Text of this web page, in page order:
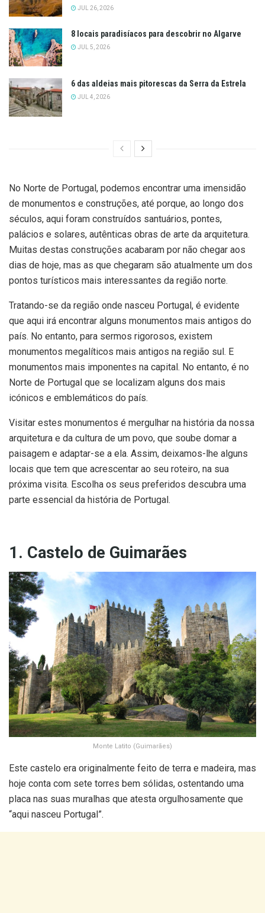
JUL 26, 2026
8 locais paradisíacos para descobrir no Algarve
JUL 5, 2026
6 das aldeias mais pitorescas da Serra da Estrela
JUL 4, 2026
No Norte de Portugal, podemos encontrar uma imensidão
de monumentos e construções, até porque, ao longo dos
séculos, aqui foram construídos santuários, pontes,
palácios e solares, autênticas obras de arte da arquitetura.
Muitas destas construções acabaram por não chegar aos
dias de hoje, mas as que chegaram são atualmente um dos
pontos turísticos mais interessantes da região norte.
Tratando-se da região onde nasceu Portugal, é evidente
que aqui irá encontrar alguns monumentos mais antigos do
país. No entanto, para sermos rigorosos, existem
monumentos megalíticos mais antigos na região sul. E
monumentos mais imponentes na capital. No entanto, é no
Norte de Portugal que se localizam alguns dos mais
icónicos e emblemáticos do país.
Visitar estes monumentos é mergulhar na história da nossa
arquitetura e da cultura de um povo, que soube domar a
paisagem e adaptar-se a ela. Assim, deixamos-lhe alguns
locais que tem que acrescentar ao seu roteiro, na sua
próxima visita. Escolha os seus preferidos descubra uma
parte essencial da história de Portugal.
1. Castelo de Guimarães
Monte Latito (Guimarães)
Este castelo era originalmente feito de terra e madeira, mas
hoje conta com sete torres bem sólidas, ostentando uma
placa nas suas muralhas que atesta orgulhosamente que
“aqui nasceu Portugal”.